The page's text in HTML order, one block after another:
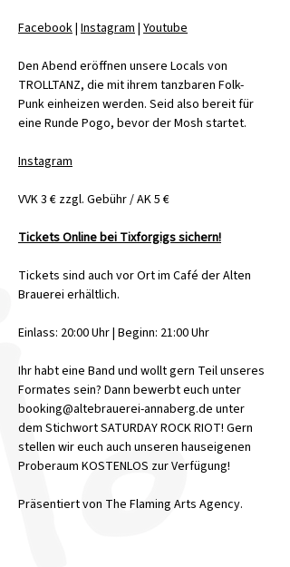
Facebook | Instagram | Youtube
Den Abend eröffnen unsere Locals von
TROLLTANZ, die mit ihrem tanzbaren Folk-
Punk einheizen werden. Seid also bereit für
eine Runde Pogo, bevor der Mosh startet.
Instagram
VVK 3 € zzgl. Gebühr / AK 5 €
Tickets Online bei Tixforgigs sichern!
Tickets sind auch vor Ort im Café der Alten
Brauerei erhältlich.
Einlass: 20:00 Uhr | Beginn: 21:00 Uhr
Ihr habt eine Band und wollt gern Teil unseres
Formates sein? Dann bewerbt euch unter
booking@altebrauerei-annaberg.de unter
dem Stichwort SATURDAY ROCK RIOT! Gern
stellen wir euch auch unseren hauseigenen
Proberaum KOSTENLOS zur Verfügung!
Präsentiert von The Flaming Arts Agency.